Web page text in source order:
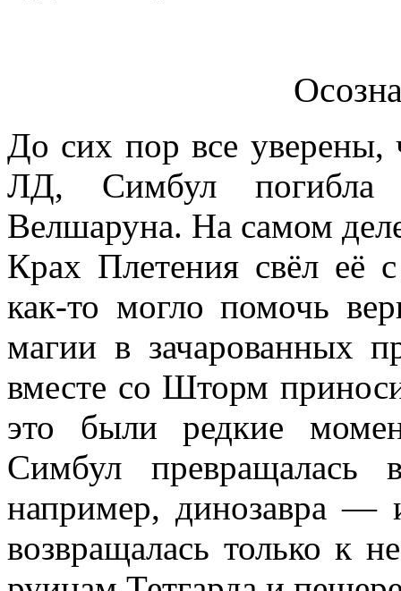
До сих пор все уверены,
ЛД, Симбул погибла
Велшаруна. На самом
Крах Плетения свёл её
как-то могло помочь
магии в зачарованных
вместе со Шторм
это были редкие
Симбул
например, динозавра —
возвращалась только к